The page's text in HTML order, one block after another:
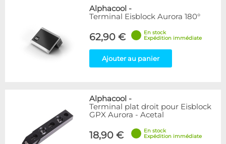
Alphacool -
Terminal Eisblock Aurora 180°
62,90 €
En stock
Expédition immédiate
Ajouter au panier
Alphacool -
Terminal plat droit pour Eisblock
GPX Aurora - Acetal
18,90 €
En stock
Expédition immédiate